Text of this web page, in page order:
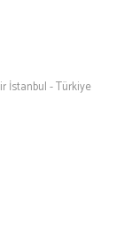
İstanbul - Türkiye